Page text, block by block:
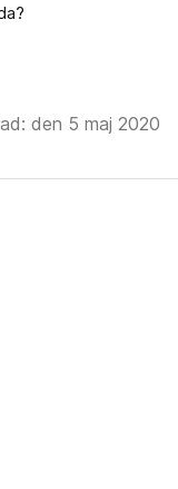
den 5 maj 2020